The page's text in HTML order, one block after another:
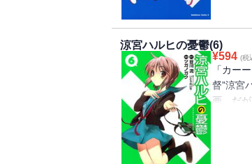
涼宮ハルヒの憂鬱(6)
¥594 (税
「カー
督”涼宮
画。だ
物のビ